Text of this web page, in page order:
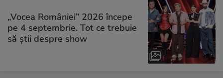
„Vocea României” 2026 începe
pe 4 septembrie. Tot ce trebuie
să știi despre show